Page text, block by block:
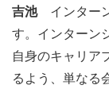
吉池インターン
す。インターン
自身のキャリア
るよう、単なる